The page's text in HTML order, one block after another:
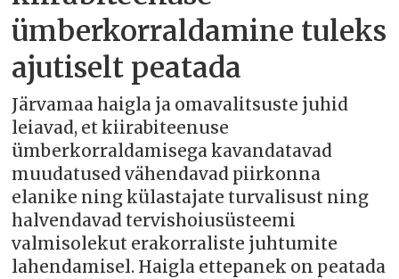
ümberkorraldamine tuleks
ajutiselt peatada
Järvamaa haigla ja omavalitsuste juhid
leiavad, et kiirabiteenuse
ümberkorraldamisega kavandatavad
muudatused vähendavad piirkonna
elanike ning külastajate turvalisust ning
halvendavad tervishoiusüsteemi
valmisolekut erakorraliste juhtumite
lahendamisel. Haigla ettepanek on peatada